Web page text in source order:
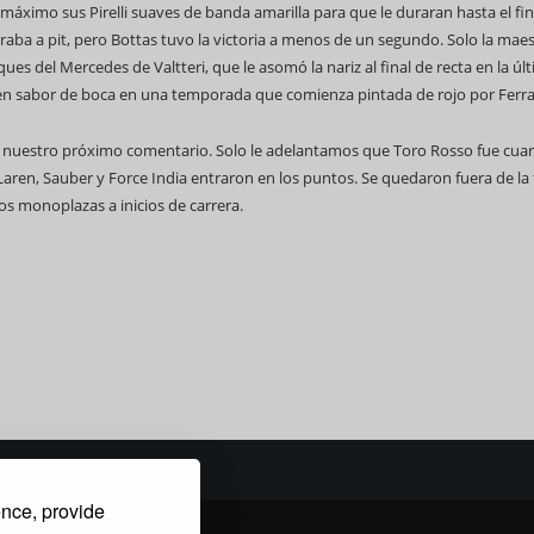
provide
sus Pirelli suaves de banda amarilla para que le duraran hasta el
a pit, pero Bottas tuvo la victoria a menos de un segundo. Solo la
del Mercedes de Valtteri, que le asomó la nariz al final de recta en la
sabor de boca en una temporada que comienza pintada de rojo por
próximo comentario. Solo le adelantamos que Toro Rosso fue
Sauber y Force India entraron en los puntos. Se quedaron fuera de
monoplazas a inicios de carrera.